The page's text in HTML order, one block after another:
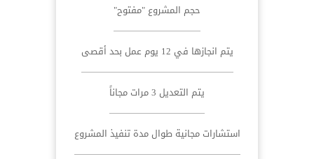
حجم المشروع "مفتوح"
يتم انجازها في 12 يوم عمل بحد أقصى
يتم التعديل 3 مرات مجاناً
استشارات مجانية طوال مدة تنفيذ المشروع